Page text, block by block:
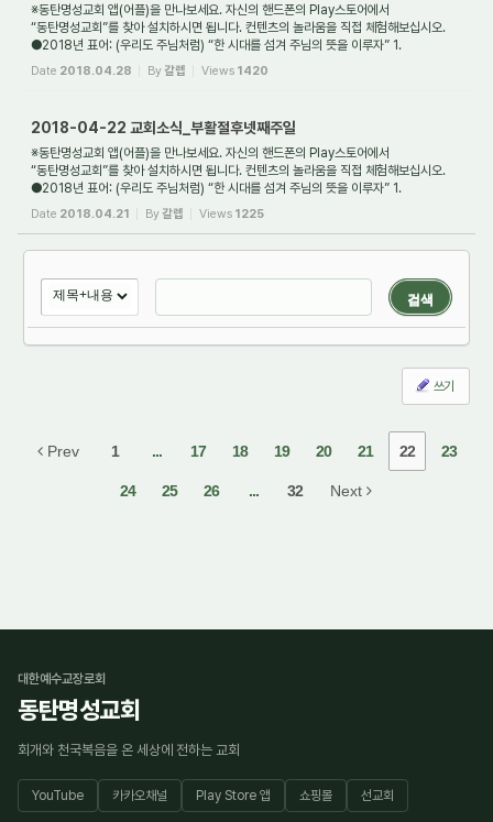
※동탄명성교회 앱(어플)을 만나보세요. 자신의 핸드폰의 Play스토어에서
“동탄명성교회”를 찾아 설치하시면 됩니다. 컨텐츠의 놀라움을 직접 체험해보십시오.
●2018년 표어: (우리도 주님처럼) “한 시대를 섬겨 주님의 뜻을 이루자” 1.
Date 2018.04.28 By갈렙 Views 1420
2018-04-22 교회소식_부활절후넷째주일
※동탄명성교회 앱(어플)을 만나보세요. 자신의 핸드폰의 Play스토어에서
“동탄명성교회”를 찾아 설치하시면 됩니다. 컨텐츠의 놀라움을 직접 체험해보십시오.
●2018년 표어: (우리도 주님처럼) “한 시대를 섬겨 주님의 뜻을 이루자” 1.
Date 2018.04.21 By갈렙 Views 1225
검색
쓰기
Prev 1 ... 17 18 19 20 21 22 23
24 25 26 ... 32 Next
대한예수교장로회
동탄명성교회
회개와 천국복음을 온 세상에 전하는 교회
YouTube 카카오채널 Play Store 앱 쇼핑몰 선교회